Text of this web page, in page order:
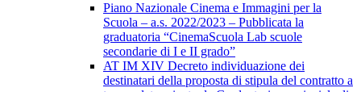
Piano Nazionale Cinema e Immagini per la
Scuola – a.s. 2022/2023 – Pubblicata la
graduatoria “CinemaScuola Lab scuole
secondarie di I e II grado”
AT IM XIV Decreto individuazione dei
destinatari della proposta di stipula del contratto a